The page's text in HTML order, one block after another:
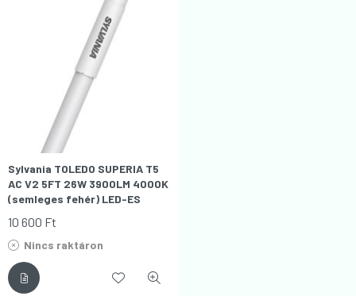
Sylvania TOLEDO SUPERIA T5
AC V2 5FT 26W 3900LM 4000K
(semleges fehér) LED-ES
10 600 Ft
Nincs raktáron